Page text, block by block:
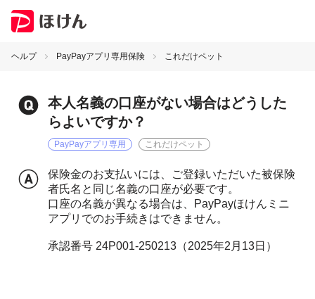
ヘルプ PayPayアプリ専用保険 これだけペット
本人名義の口座がない場合はどうした
らよいですか？
PayPayアプリ専用 これだけペット
保険金のお支払いには、ご登録いただいた被保険
者氏名と同じ名義の口座が必要です。
口座の名義が異なる場合は、PayPayほけんミニ
アプリでのお手続きはできません。
承認番号 24P001-250213（2025年2月13日）